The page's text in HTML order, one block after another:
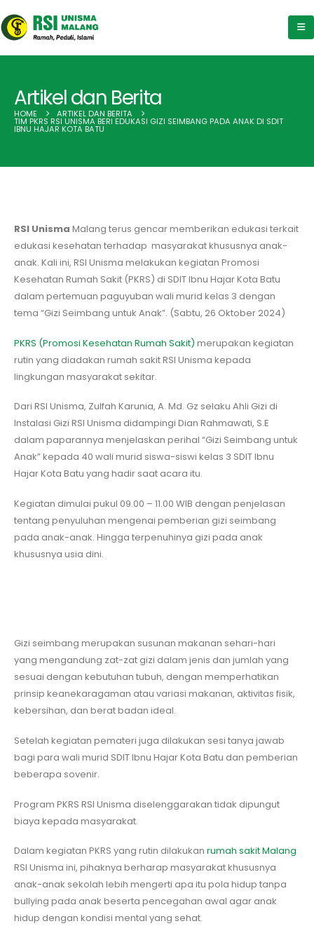
Artikel dan Berita
HOME ARTIKEL DAN BERITA
TIM PKRS RSI UNISMA BERI EDUKASI GIZI SEIMBANG PADA ANAK DI SDIT
IBNU HAJAR KOTA BATU
RSI Unisma Malang terus gencar memberikan edukasi terkait
edukasi kesehatan terhadap masyarakat khususnya anak-
anak. Kali ini, RSI Unisma melakukan kegiatan Promosi
Kesehatan Rumah Sakit (PKRS) di SDIT Ibnu Hajar Kota Batu
dalam pertemuan paguyuban wali murid kelas 3 dengan
tema “Gizi Seimbang untuk Anak”. (Sabtu, 26 Oktober 2024)
PKRS (Promosi Kesehatan Rumah Sakit) merupakan kegiatan
rutin yang diadakan rumah sakit RSI Unisma kepada
lingkungan masyarakat sekitar.
Dari RSI Unisma, Zulfah Karunia, A. Md. Gz selaku Ahli Gizi di
Instalasi Gizi RSI Unisma didampingi Dian Rahmawati, S.E
dalam paparannya menjelaskan perihal “Gizi Seimbang untuk
Anak” kepada 40 wali murid siswa-siswi kelas 3 SDIT Ibnu
Hajar Kota Batu yang hadir saat acara itu.
Kegiatan dimulai pukul 09.00 – 11.00 WIB dengan penjelasan
tentang penyuluhan mengenai pemberian gizi seimbang
pada anak-anak. Hingga terpenuhinya gizi pada anak
khususnya usia dini.
Gizi seimbang merupakan susunan makanan sehari-hari
yang mengandung zat-zat gizi dalam jenis dan jumlah yang
sesuai dengan kebutuhan tubuh, dengan memperhatikan
prinsip keanekaragaman atau variasi makanan, aktivitas fisik,
kebersihan, dan berat badan ideal.
Setelah kegiatan pemateri juga dilakukan sesi tanya jawab
bagi para wali murid SDIT Ibnu Hajar Kota Batu dan pemberian
beberapa sovenir.
Program PKRS RSI Unisma diselenggarakan tidak dipungut
biaya kepada masyarakat.
Dalam kegiatan PKRS yang rutin dilakukan rumah sakit Malang
RSI Unisma ini, pihaknya berharap masyarakat khususnya
anak-anak sekolah lebih mengerti apa itu pola hidup tanpa
bullying pada anak beserta pencegahan awal agar anak
hidup dengan kondisi mental yang sehat.